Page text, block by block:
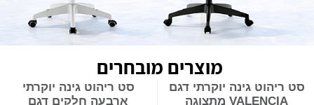
מוצרים מובחרים
סט ריהוט גינה יוקרתי דגם
VALENCIA מתצוגה
סט ריהוט גינה יוקרתי
ארבעה חלקים דגם